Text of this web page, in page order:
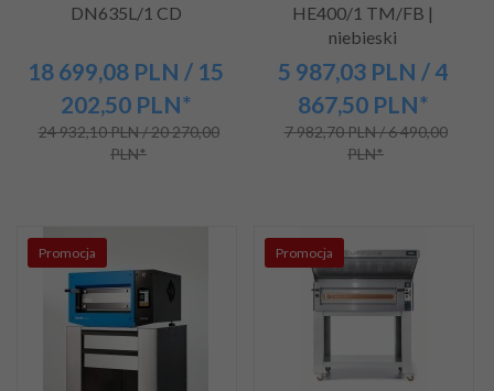
DN635L/1 CD
18 699,08 PLN / 15
202,50 PLN*
24 932,10 PLN / 20 270,00
PLN*
HE400/1 TM/FB |
niebieski
5 987,03 PLN / 4
867,50 PLN*
7 982,70 PLN / 6 490,00
PLN*
Promocja Promocja